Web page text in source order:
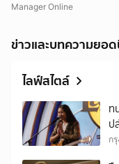
Manager Online
ข่าวและบทความยอ
ไลฟ์สไตล์
ท
ป
ก